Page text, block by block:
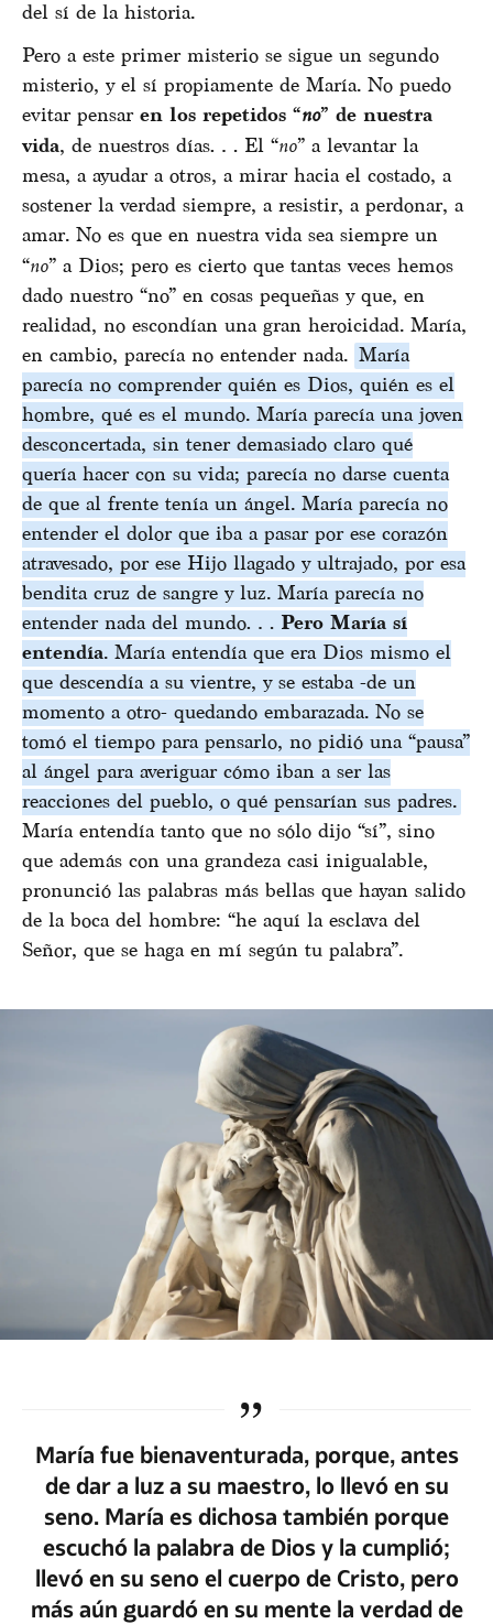
del sí de la historia.
Pero a este primer misterio se sigue un segundo
misterio, y el sí propiamente de María. No puedo
evitar pensar en los repetidos “no” de nuestra
vida, de nuestros días… El “no” a levantar la
mesa, a ayudar a otros, a mirar hacia el costado, a
sostener la verdad siempre, a resistir, a perdonar, a
amar. No es que en nuestra vida sea siempre un
“no” a Dios; pero es cierto que tantas veces hemos
dado nuestro “no” en cosas pequeñas y que, en
realidad, no escondían una gran heroicidad. María,
en cambio, parecía no entender nada. María
parecía no comprender quién es Dios, quién es el
hombre, qué es el mundo. María parecía una joven
desconcertada, sin tener demasiado claro qué
quería hacer con su vida; parecía no darse cuenta
de que al frente tenía un ángel. María parecía no
entender el dolor que iba a pasar por ese corazón
atravesado, por ese Hijo llagado y ultrajado, por esa
bendita cruz de sangre y luz. María parecía no
entender nada del mundo… Pero María sí
entendía. María entendía que era Dios mismo el
que descendía a su vientre, y se estaba -de un
momento a otro- quedando embarazada. No se
tomó el tiempo para pensarlo, no pidió una “pausa”
al ángel para averiguar cómo iban a ser las
reacciones del pueblo, o qué pensarían sus padres.
María entendía tanto que no sólo dijo “sí”, sino
que además con una grandeza casi inigualable,
pronunció las palabras más bellas que hayan salido
de la boca del hombre: “he aquí la esclava del
Señor, que se haga en mí según tu palabra”.
María fue bienaventurada, porque, antes
de dar a luz a su maestro, lo llevó en su
seno. María es dichosa también porque
escuchó la palabra de Dios y la cumplió;
llevó en su seno el cuerpo de Cristo, pero
más aún guardó en su mente la verdad de